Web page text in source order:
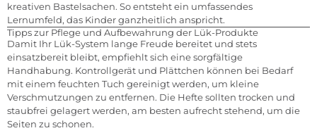
kreativen Bastelsachen. So entsteht ein umfassendes
Lernumfeld, das Kinder ganzheitlich anspricht.
Tipps zur Pflege und Aufbewahrung der Lük-Produkte
Damit Ihr Lük-System lange Freude bereitet und stets
einsatzbereit bleibt, empfiehlt sich eine sorgfältige
Handhabung. Kontrollgerät und Plättchen können bei Bedarf
mit einem feuchten Tuch gereinigt werden, um kleine
Verschmutzungen zu entfernen. Die Hefte sollten trocken und
staubfrei gelagert werden, am besten aufrecht stehend, um die
Seiten zu schonen.